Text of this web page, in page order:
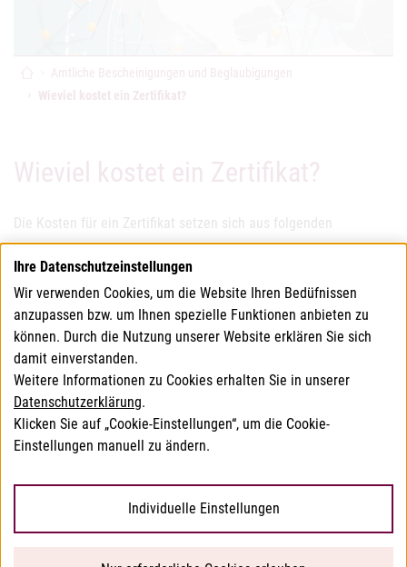
Startseite
Amtliche Bescheinigungen und Beglaubigungen
Wieviel kostet ein Zertifikat?
Wieviel kostet ein Zertifikat?
Die Kosten für ein Zertifikat setzen sich aus folgenden
Positionen des aktuellen BAVG Gebührentarifs zusammen:
1 x Verwaltungsabgabe für die Ausstellung einer amtlichen
Bescheinigung
1 x Beglaubigung
je Produkt 1 x Produktaufschlag
Siehe: BAVG_Gebührentarif
Ihre Datenschutzeinstellungen
Wir verwenden Cookies, um die Website Ihren Bedüfnissen
anzupassen bzw. um Ihnen spezielle Funktionen anbieten zu
können. Durch die Nutzung unserer Website erklären Sie sich
damit einverstanden.
Weitere Informationen zu Cookies erhalten Sie in unserer
Datenschutzerklärung.
Klicken Sie auf „Cookie-Einstellungen“, um die Cookie-
Einstellungen manuell zu ändern.
Individuelle Einstellungen